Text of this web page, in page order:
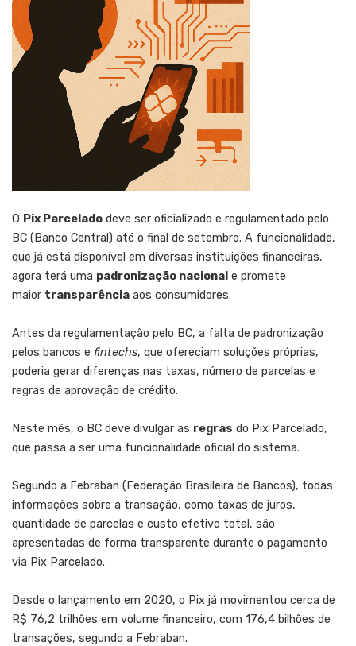
O Pix Parcelado deve ser oficializado e regulamentado pelo
BC (Banco Central) até o final de setembro. A funcionalidade,
que já está disponível em diversas instituições financeiras,
agora terá uma padronização nacional e promete
maior transparência aos consumidores.
Antes da regulamentação pelo BC, a falta de padronização
pelos bancos e fintechs, que ofereciam soluções próprias,
poderia gerar diferenças nas taxas, número de parcelas e
regras de aprovação de crédito.
Neste mês, o BC deve divulgar as regras do Pix Parcelado,
que passa a ser uma funcionalidade oficial do sistema.
Segundo a Febraban (Federação Brasileira de Bancos), todas
informações sobre a transação, como taxas de juros,
quantidade de parcelas e custo efetivo total, são
apresentadas de forma transparente durante o pagamento
via Pix Parcelado.
Desde o lançamento em 2020, o Pix já movimentou cerca de
R$ 76,2 trilhões em volume financeiro, com 176,4 bilhões de
transações, segundo a Febraban.